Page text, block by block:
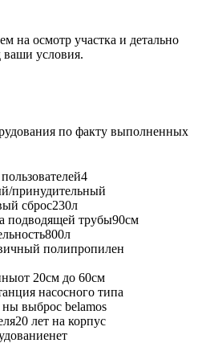
на осмотр участка и детально
ваши условия.
по факту выполненных
4
принудительный
сброс230л
подводящей трубы90см
800л
полипропилен
от 20см до 60см
насосного типа
ны выброс belamos
20 лет на корпус
нет